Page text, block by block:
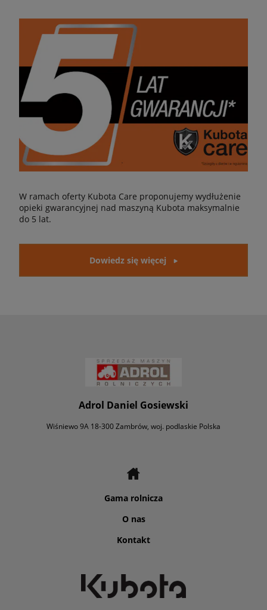
W ramach oferty Kubota Care proponujemy wydłużenie
opieki gwarancyjnej nad maszyną Kubota maksymalnie
do 5 lat.
Dowiedz się więcej
Adrol Daniel Gosiewski
Wiśniewo 9A 18-300 Zambrów, woj. podlaskie Polska
Gama rolnicza
O nas
Kontakt